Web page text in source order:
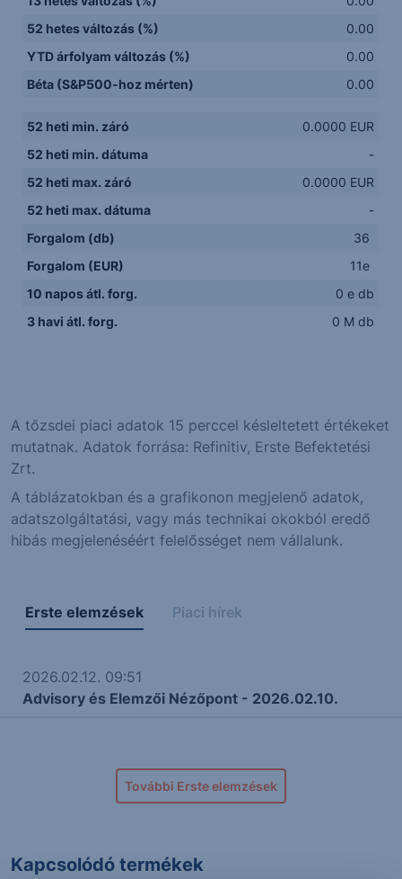
52 hetes változás (%)
0.00
YTD árfolyam változás (%)
0.00
Béta (S&P500-hoz mérten)
0.00
52 heti min. záró
0.0000 EUR
52 heti min. dátuma
-
52 heti max. záró
0.0000 EUR
52 heti max. dátuma
-
Forgalom (db)
36
Forgalom (EUR)
11e
10 napos átl. forg.
0 e db
3 havi átl. forg.
0 M db
A tőzsdei piaci adatok 15 perccel késleltetett értékeket
mutatnak. Adatok forrása: Refinitiv, Erste Befektetési
Zrt.
A táblázatokban és a grafikonon megjelenő adatok,
adatszolgáltatási, vagy más technikai okokból eredő
hibás megjelenéséért felelősséget nem vállalunk.
Erste elemzések Piaci hírek
2026.02.12. 09:51
Advisory és Elemzői Nézőpont - 2026.02.10.
További Erste elemzések
Kapcsolódó termékek